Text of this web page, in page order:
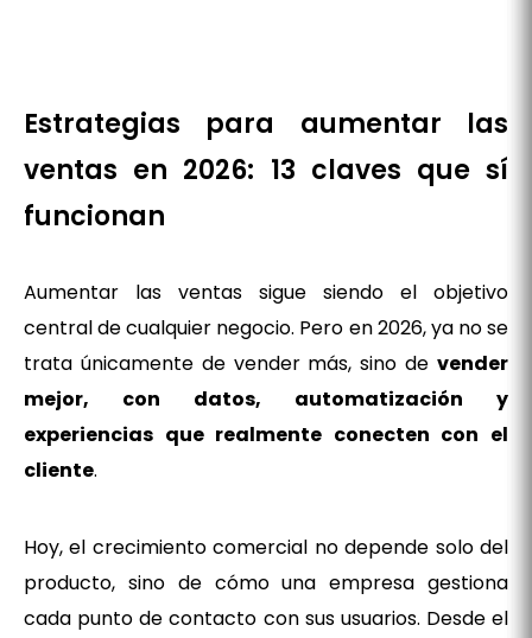
Estrategias para aumentar las
ventas en 2026: 13 claves que sí
funcionan
Aumentar las ventas sigue siendo el objetivo
central de cualquier negocio. Pero en 2026, ya no se
trata únicamente de vender más, sino de vender
mejor, con datos, automatización y
experiencias que realmente conecten con el
cliente.
Hoy, el crecimiento comercial no depende solo del
producto, sino de cómo una empresa gestiona
cada punto de contacto con sus usuarios. Desde el